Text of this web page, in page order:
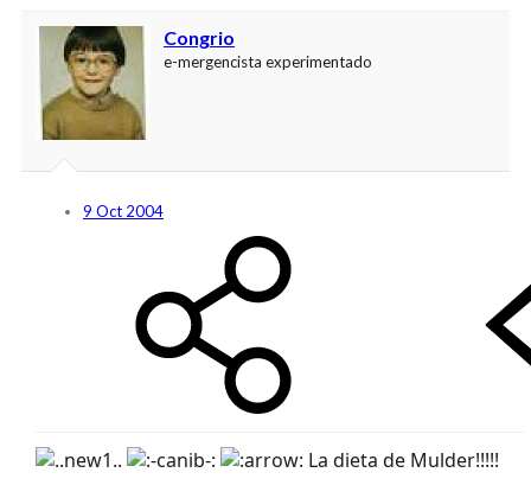
Congrio
e-mergencista experimentado
9 Oct 2004
La dieta de Mulder!!!!!